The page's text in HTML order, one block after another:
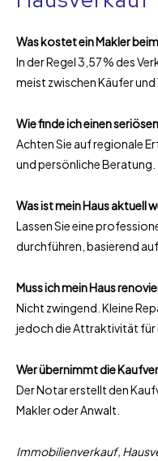
Was kostet ein Makler
In der Regel 3,57 % des
meist zwischen Käufer
Wie finde ich einen
Achten Sie auf regionale
und persönliche Beratung.
Was ist mein Haus aktuell
Lassen Sie eine
durchführen, basierend
Muss ich mein Haus
Nicht zwingend. Kleine
jedoch die Attraktivität für
Wer übernimmt die
Der Notar erstellt den
Makler oder Anwalt.
Immobilienverkauf,